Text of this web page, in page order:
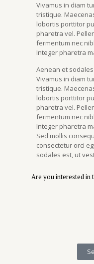
Vivamus in diam
tristique.
lobortis porttitor
pharetra vel.
fermentum nec
Integer pharetra
Aenean et
Vivamus in diam
tristique.
lobortis porttitor
pharetra vel.
fermentum nec
Integer pharetra
Sed mollis
consectetur orci
sodales est, ut
Are you interested in